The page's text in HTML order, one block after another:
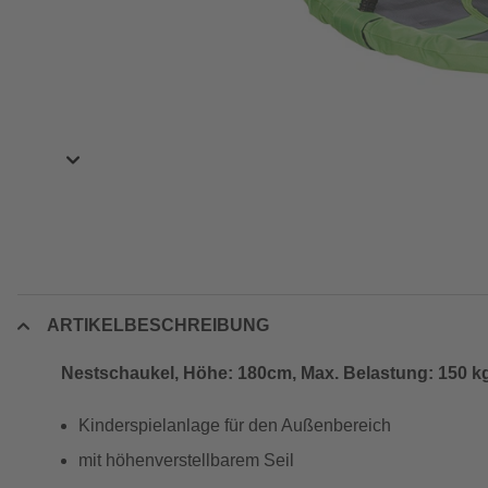
ARTIKELBESCHREIBUNG
Nestschaukel, Höhe: 180cm, Max. Belastung: 150
Kinderspielanlage für den Außenbereich
mit höhenverstellbarem Seil